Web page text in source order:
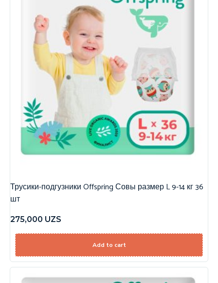
Трусики-подгузники Offspring Совы размер L 9-14 кг 36
шт
275,000 UZS
Add to cart